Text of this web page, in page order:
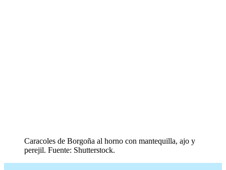
Caracoles de Borgoña al horno con mantequilla, ajo y
perejil. Fuente: Shutterstock.